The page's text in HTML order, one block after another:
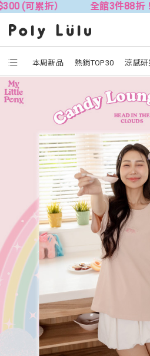
） 全館3件88折！🦄 滿
本周新品 熱銷TOP30 涼感